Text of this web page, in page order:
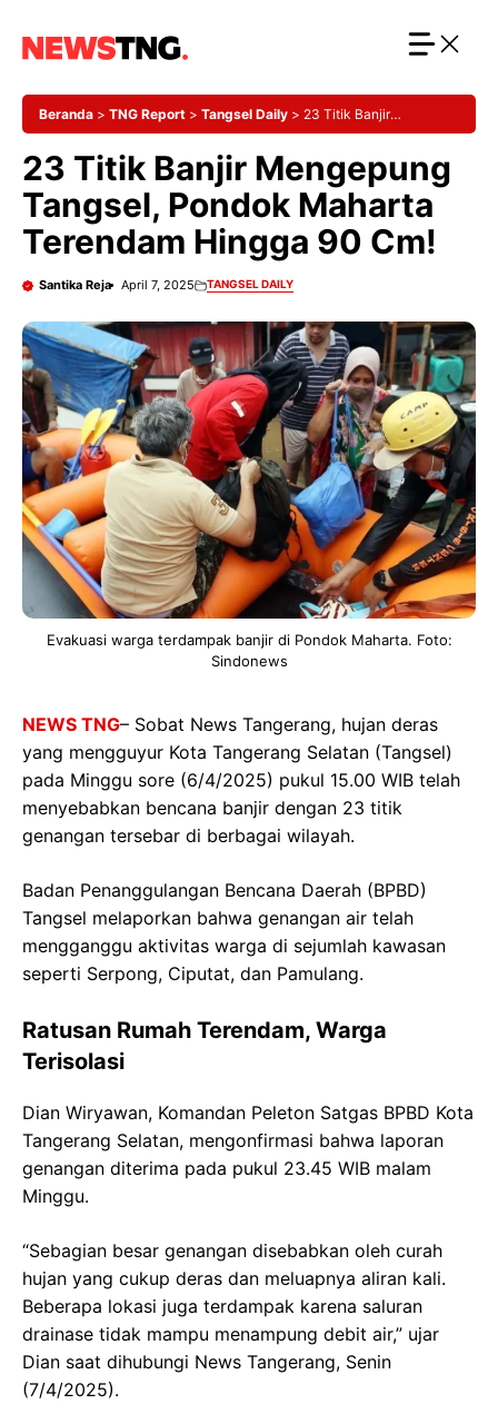
Beranda > TNG Report > Tangsel Daily > 23 Titik Banjir
23 Titik Banjir Mengepung
Tangsel, Pondok Maharta
Terendam Hingga 90 Cm!
Santika Reja April 7, 2025 TANGSEL DAILY
Evakuasi warga terdampak banjir di Pondok Maharta. Foto:
Sindonews
NEWS TNG– Sobat News Tangerang, hujan deras
yang mengguyur Kota Tangerang Selatan (Tangsel)
pada Minggu sore (6/4/2025) pukul 15.00 WIB telah
menyebabkan bencana banjir dengan 23 titik
genangan tersebar di berbagai wilayah.
Badan Penanggulangan Bencana Daerah (BPBD)
Tangsel melaporkan bahwa genangan air telah
mengganggu aktivitas warga di sejumlah kawasan
seperti Serpong, Ciputat, dan Pamulang.
Ratusan Rumah Terendam, Warga
Terisolasi
Dian Wiryawan, Komandan Peleton Satgas BPBD Kota
Tangerang Selatan, mengonfirmasi bahwa laporan
genangan diterima pada pukul 23.45 WIB malam
Minggu.
“Sebagian besar genangan disebabkan oleh curah
hujan yang cukup deras dan meluapnya aliran kali.
Beberapa lokasi juga terdampak karena saluran
drainase tidak mampu menampung debit air,” ujar
Dian saat dihubungi News Tangerang, Senin
(7/4/2025).